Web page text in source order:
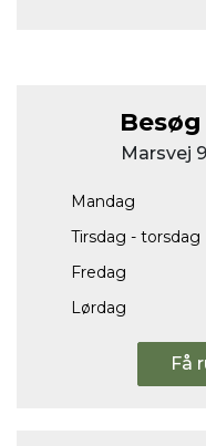
Marsvej
Mandag
Tirsdag - torsdag
Fredag
Lørdag
Få